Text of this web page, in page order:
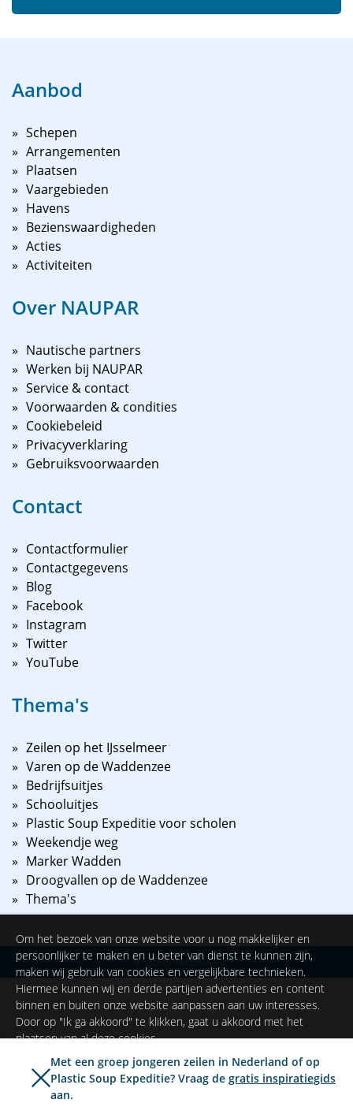
Aanbod
Schepen
Arrangementen
Plaatsen
Vaargebieden
Havens
Bezienswaardigheden
Acties
Activiteiten
Over NAUPAR
Nautische partners
Werken bij NAUPAR
Service & contact
Voorwaarden & condities
Cookiebeleid
Privacyverklaring
Gebruiksvoorwaarden
Contact
Contactformulier
Contactgegevens
Blog
Facebook
Instagram
Twitter
YouTube
Thema's
Zeilen op het IJsselmeer
Varen op de Waddenzee
Bedrijfsuitjes
Schooluitjes
Plastic Soup Expeditie voor scholen
Weekendje weg
Marker Wadden
Droogvallen op de Waddenzee
Thema's
© 2026NAUPAR
Met een groep jongeren zeilen in Nederland of op
Plastic Soup Expeditie? Vraag de gratis inspiratiegids
aan.
Om het bezoek van onze website voor u nog makkelijker en
persoonlijker te maken en u beter van dienst te kunnen zijn,
maken wij gebruik van cookies en vergelijkbare technieken.
Hiermee kunnen wij en derde partijen advertenties en content
binnen en buiten onze website aanpassen aan uw interesses.
Door op "Ik ga akkoord" te klikken, gaat u akkoord met het
plaatsen van al deze cookies.
Ik ga akkoord Instellingen